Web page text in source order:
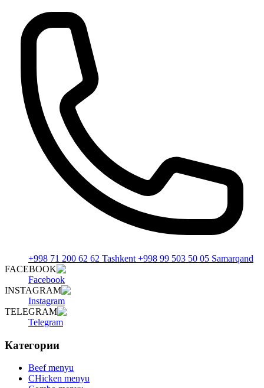
+998 71 200 62 62 Tashkent +998 99 503 50 05 Samarqand
FACEBOOK
Facebook
INSTAGRAM
Instagram
TELEGRAM
Telegram
Категории
Beef menyu
CHicken menyu